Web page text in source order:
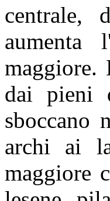
centrale,
aumenta
maggiore.
dai pieni
sboccano
archi ai
maggiore